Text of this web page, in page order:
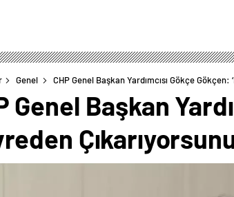
Genel CHP Genel Başkan Yardımcısı Gökçe
Genel Başkan